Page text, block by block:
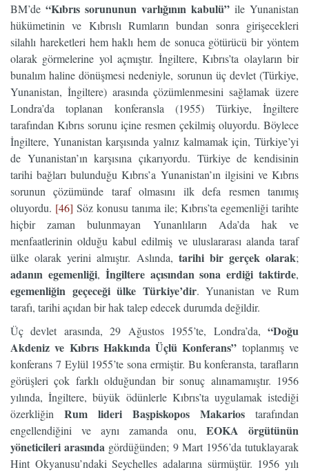
BM’de “Kıbrıs sorununun varlığının kabulü” ile Yunanistan
hükümetinin ve Kıbrıslı Rumların bundan sonra girişecekleri
silahlı hareketleri hem haklı hem de sonuca götürücü bir yöntem
olarak görmelerine yol açmıştır. İngiltere, Kıbrıs’ta olayların bir
bunalım haline dönüşmesi nedeniyle, sorunun üç devlet (Türkiye,
Yunanistan, İngiltere) arasında çözümlenmesini sağlamak üzere
Londra’da toplanan konferansla (1955) Türkiye, İngiltere
tarafından Kıbrıs sorunu içine resmen çekilmiş oluyordu. Böylece
İngiltere, Yunanistan karşısında yalnız kalmamak için, Türkiye’yi
de Yunanistan’ın karşısına çıkarıyordu. Türkiye de kendisinin
tarihi bağları bulunduğu Kıbrıs’a Yunanistan’ın ilgisini ve Kıbrıs
sorunun çözümünde taraf olmasını ilk defa resmen tanımış
oluyordu. [46] Söz konusu tanıma ile; Kıbrıs’ta egemenliği tarihte
hiçbir zaman bulunmayan Yunanlıların Ada’da hak ve
menfaatlerinin olduğu kabul edilmiş ve uluslararası alanda taraf
ülke olarak yerini almıştır. Aslında, tarihi bir gerçek olarak;
adanın egemenliği, İngiltere açısından sona erdiği taktirde,
egemenliğin geçeceği ülke Türkiye’dir. Yunanistan ve Rum
tarafı, tarihi açıdan bir hak talep edecek durumda değildir.
Üç devlet arasında, 29 Ağustos 1955’te, Londra’da, “Doğu
Akdeniz ve Kıbrıs Hakkında Üçlü Konferans” toplanmış ve
konferans 7 Eylül 1955’te sona ermiştir. Bu konferansta, tarafların
görüşleri çok farklı olduğundan bir sonuç alınamamıştır. 1956
yılında, İngiltere, büyük ödünlerle Kıbrıs’ta uygulamak istediği
özerkliğin Rum lideri Başpiskopos Makarios tarafından
engellendiğini ve aynı zamanda onu, EOKA örgütünün
yöneticileri arasında gördüğünden; 9 Mart 1956’da tutuklayarak
Hint Okyanusu’ndaki Seychelles adalarına sürmüştür. 1956 yılı